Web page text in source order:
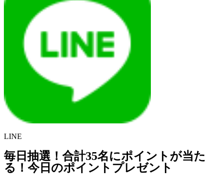
LINE
毎日抽選！合計35名にポイントが当た
る！今日のポイントプレゼント